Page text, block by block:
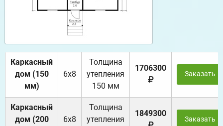
Каркасный
дом (150
мм)
6х8
Толщина
утепления
150 мм
1706300
Заказать
Каркасный
дом (200
6х8
Толщина
утепления
1849300
Заказать